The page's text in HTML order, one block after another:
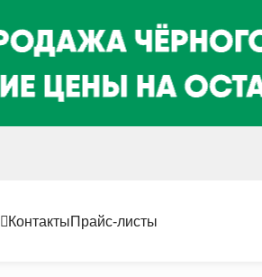
КонтактыПрайс-листы